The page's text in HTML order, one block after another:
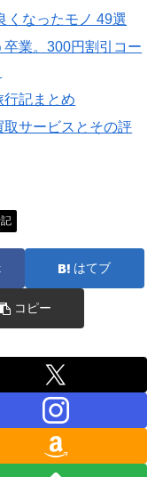
くなったモノ 49選
業。300円割引コー
記まとめ
取サービスとその評
はてブ
コピー